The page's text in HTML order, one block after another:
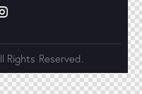
Rights Reserved.